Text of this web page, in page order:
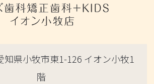
知県小牧市東1-126 イオン小牧1
階